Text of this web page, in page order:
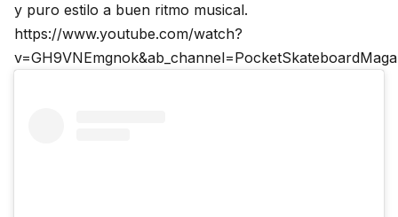
y puro estilo a buen ritmo musical.
https://www.youtube.com/watch?